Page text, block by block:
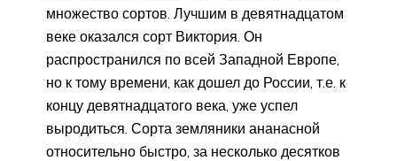
множество сортов. Лучшим в девятнадцатом
веке оказался сорт Виктория. Он
распространился по всей Западной Европе,
но к тому времени, как дошел до России, т.е. к
концу девятнадцатого века, уже успел
выродиться. Сорта земляники ананасной
относительно быстро, за несколько десятков